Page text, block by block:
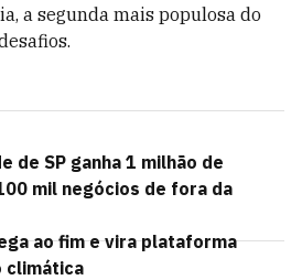
a segunda mais populosa do
de SP ganha 1 milhão de
mil negócios de fora da
ao fim e vira plataforma
climática